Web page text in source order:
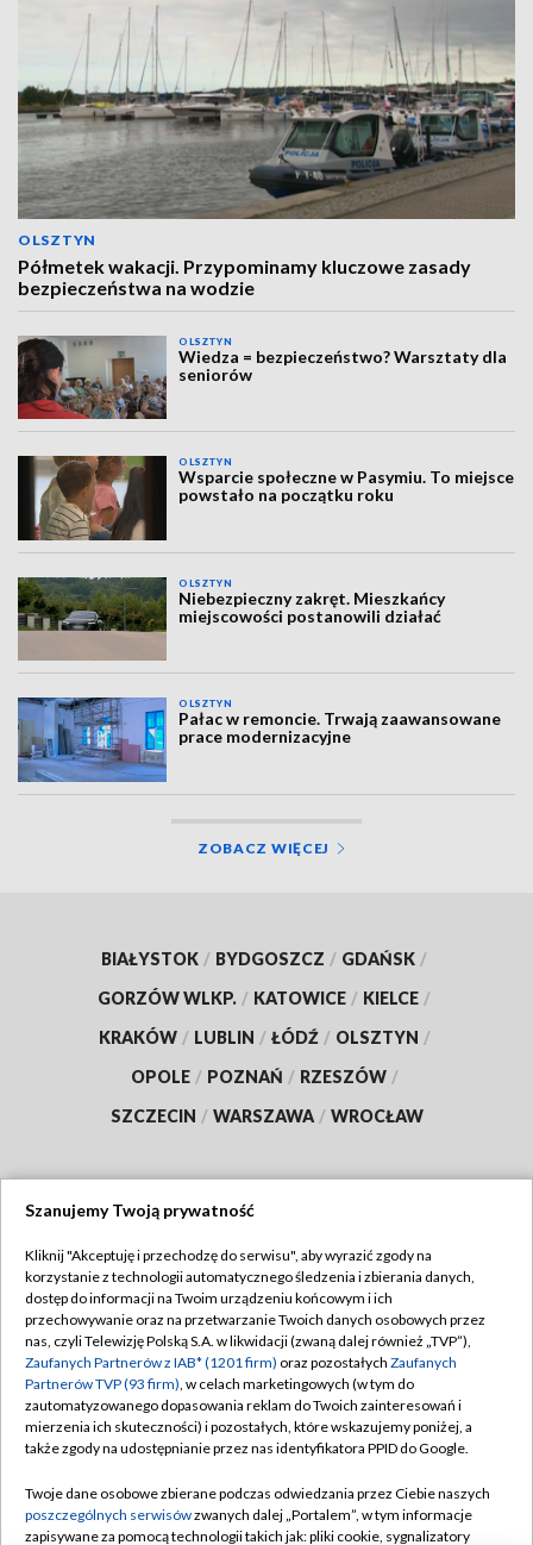
OLSZTYN
Półmetek wakacji. Przypominamy kluczowe zasady
bezpieczeństwa na wodzie
OLSZTYN
Wiedza = bezpieczeństwo? Warsztaty dla
seniorów
OLSZTYN
Wsparcie społeczne w Pasymiu. To miejsce
powstało na początku roku
OLSZTYN
Niebezpieczny zakręt. Mieszkańcy
miejscowości postanowili działać
OLSZTYN
Pałac w remoncie. Trwają zaawansowane
prace modernizacyjne
ZOBACZ WIĘCEJ
BIAŁYSTOK / BYDGOSZCZ / GDAŃSK /
GORZÓW WLKP. / KATOWICE / KIELCE /
KRAKÓW / LUBLIN / ŁÓDŹ / OLSZTYN /
OPOLE / POZNAŃ / RZESZÓW /
SZCZECIN / WARSZAWA / WROCŁAW
TVP
Abonament TVP
Emisja w TVP
Centrum informacji TVP
Naziemna Telewizja Cyfrowa
Rada Programowa
Regulamin TVP
Polityka prywatności
Moje zgody
Pomoc
Kontakt
Szanujemy Twoją prywatność
Kliknij "Akceptuję i przechodzę do serwisu", aby wyrazić zgody na
korzystanie z technologii automatycznego śledzenia i zbierania danych,
dostęp do informacji na Twoim urządzeniu końcowym i ich
przechowywanie oraz na przetwarzanie Twoich danych osobowych przez
nas, czyli Telewizję Polską S.A. w likwidacji (zwaną dalej również „TVP”),
Zaufanych Partnerów z IAB* (1201 firm) oraz pozostałych Zaufanych
Partnerów TVP (93 firm), w celach marketingowych (w tym do
zautomatyzowanego dopasowania reklam do Twoich zainteresowań i
mierzenia ich skuteczności) i pozostałych, które wskazujemy poniżej, a
także zgody na udostępnianie przez nas identyfikatora PPID do Google.
Twoje dane osobowe zbierane podczas odwiedzania przez Ciebie naszych
poszczególnych serwisówzwanych dalej „Portalem”, w tym informacje
zapisywane za pomocą technologii takich jak: pliki cookie, sygnalizatory